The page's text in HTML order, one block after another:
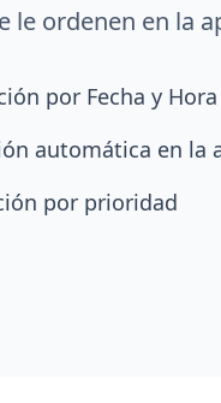
le ordenen en la
por Fecha y Hora
automática en la
por prioridad